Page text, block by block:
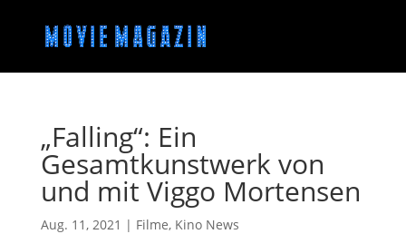
„Falling“: Ein
Gesamtkunstwerk von
und mit Viggo Mortensen
Aug. 11, 2021 | Filme, Kino News